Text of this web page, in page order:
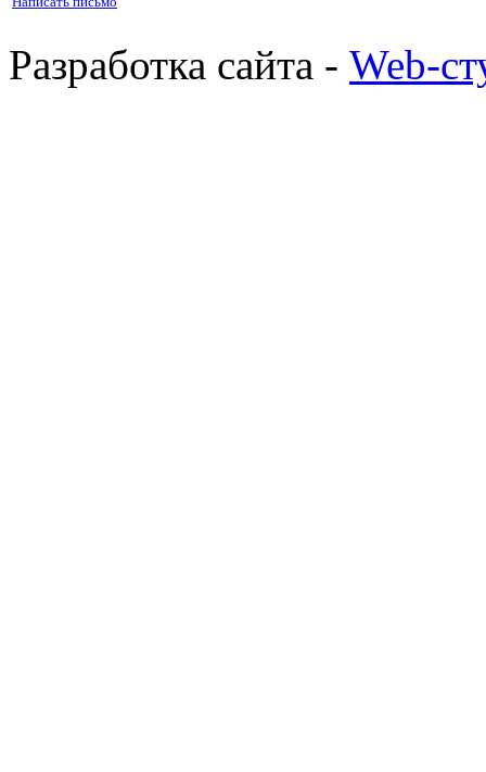
Разработка сайта - Web-